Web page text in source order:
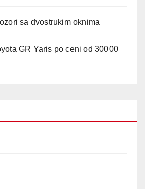
sa dvostrukim oknima
GR Yaris po ceni od 30000